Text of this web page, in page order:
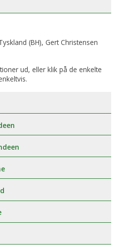
(BH), Gert Christensen
ud, eller klik på de enkelte